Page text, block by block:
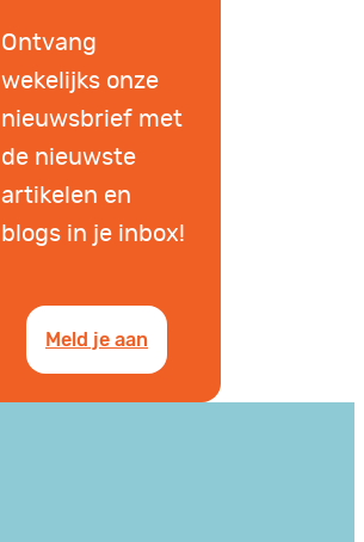
Ontvang
wekelijks onze
nieuwsbrief met
de nieuwste
artikelen en
blogs in je inbox!
Meld je aan